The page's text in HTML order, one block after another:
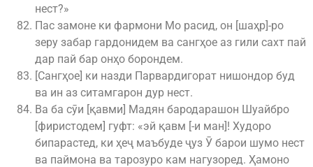
нест?»
Пас замоне ки фармони Мо расид, он [шаҳр]-ро
зеру забар гардонидем ва сангҳое аз гили сахт пай
дар пай бар онҳо борондем.
[Сангҳое] ки назди Парвардигорат нишондор буд
ва ин аз ситамгарон дур нест.
Ва ба сӯи [қавми] Мадян бародарашон Шуайбро
[фиристодем] гуфт: «эй қавм [-и ман]! Худоро
бипарастед, ки ҳеҷ маъбуде ҷуз Ӯ барои шумо нест
ва паймона ва тарозуро кам нагузоред. Ҳамоно